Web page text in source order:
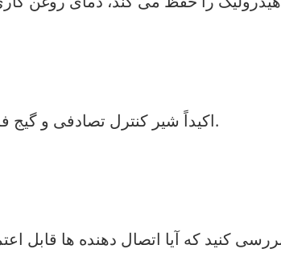
5. اکیداً شیر کنترل تصادفی و گیج فشار را ممنوع کنید، دستگاه هیدرولیک باید به طور مرتب فشار سنج را اصلاح کند.